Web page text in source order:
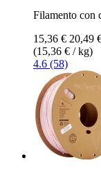
Filamento con
15,36 € 20,49
(15,36 € / kg)
4.6 (58)